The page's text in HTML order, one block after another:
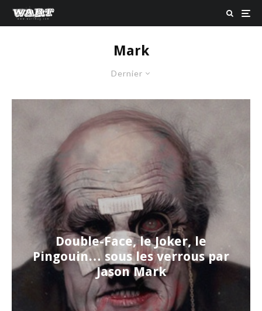
Mark
Dernier
Double-Face, le Joker, le
Pingouin… sous les verrous par
Jason Mark